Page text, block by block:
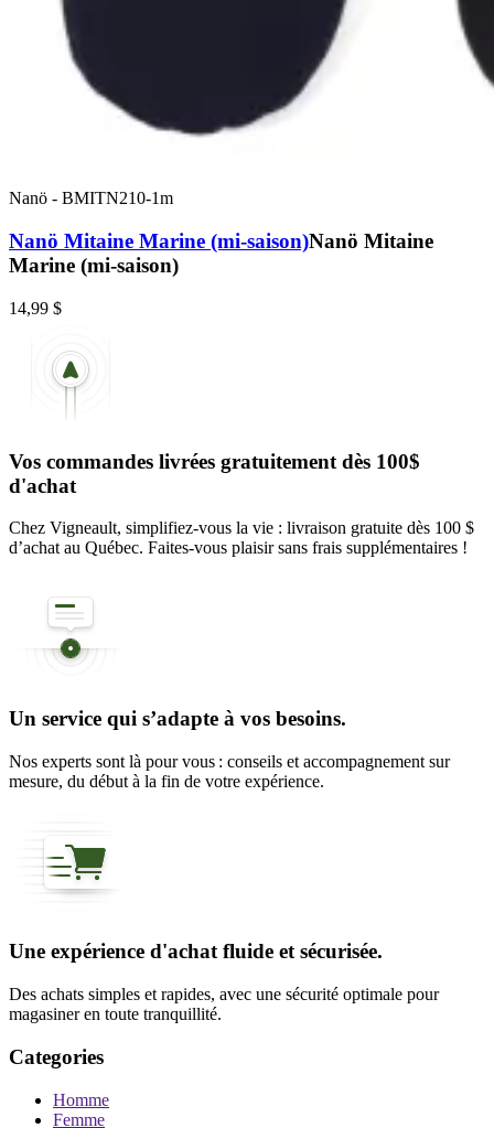
Nanö - BMITN210-1m
Nanö Mitaine Marine (mi-saison)Nanö Mitaine
Marine (mi-saison)
14,99 $
Vos commandes livrées gratuitement dès 100$
d'achat
Chez Vigneault, simplifiez-vous la vie : livraison gratuite dès 100 $
d’achat au Québec. Faites-vous plaisir sans frais supplémentaires !
Un service qui s’adapte à vos besoins.
Nos experts sont là pour vous : conseils et accompagnement sur
mesure, du début à la fin de votre expérience.
Une expérience d'achat fluide et sécurisée.
Des achats simples et rapides, avec une sécurité optimale pour
magasiner en toute tranquillité.
Categories
Homme
Femme